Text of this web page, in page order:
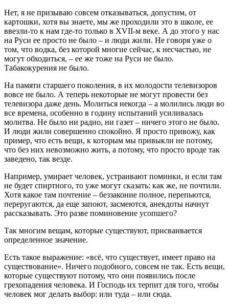
Нет, я не призываю совсем отказываться, допустим, от
картошки, хотя вы знаете, мы же проходили это в школе, ее
ввезли-то к нам где-то только в XVII-м веке. А до этого у нас
на Руси ее просто не было – и люди жили. Не говоря уже о
том, что водка, без которой многие сейчас, к несчастью, не
могут обходиться, – ее же тоже на Руси не было.
Табакокурения не было.
На памяти старшего поколения, в их молодости телевизоров
вовсе не было. А теперь некоторые не могут провести без
телевизора даже день. Молиться некогда – а молились люди во
все времена, особенно в годину испытаний усиливалась
молитва. Не было ни радио, ни газет – ничего этого не было.
И люди жили совершенно спокойно. Я просто привожу, как
пример, что есть вещи, к которым мы привыкли не потому,
что без них невозможно жить, а потому, что просто вроде так
заведено, так везде.
Например, умирает человек, устраивают поминки, и если там
не будет спиртного, то уже могут сказать: как же, не почтили.
Хотя какое там почтение – беззаконие полное, перепьются,
переругаются, да еще запоют, засмеются, анекдоты начнут
рассказывать. Это разве поминовение усопшего?
Так многим вещам, которые существуют, присваивается
определенное значение.
Есть такое выражение: «всё, что существует, имеет право на
существование». Ничего подобного, совсем не так. Есть вещи,
которые существуют потому, что они появились после
грехопадения человека. И Господь их терпит для того, чтобы
человек мог делать выбор: или туда – или сюда.